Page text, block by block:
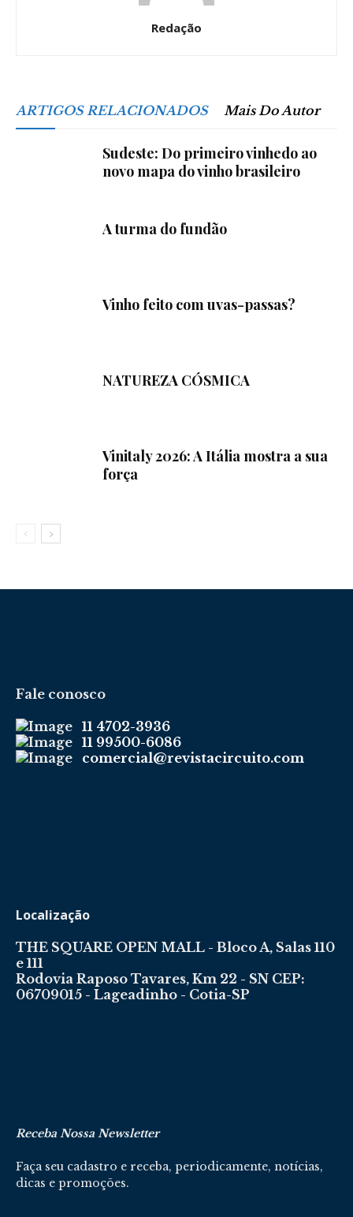
Redação
ARTIGOS RELACIONADOS Mais Do Autor
Sudeste: Do primeiro vinhedo ao
novo mapa do vinho brasileiro
A turma do fundão
Vinho feito com uvas-passas?
NATUREZA CÓSMICA
Vinitaly 2026: A Itália mostra a sua
força
Fale conosco
11 4702-3936
11 99500-6086
comercial@revistacircuito.com
Localização
THE SQUARE OPEN MALL - Bloco A, Salas 110
e 111
Rodovia Raposo Tavares, Km 22 - SN CEP:
06709015 - Lageadinho - Cotia-SP
Receba Nossa Newsletter
Faça seu cadastro e receba, periodicamente, notícias,
dicas e promoções.